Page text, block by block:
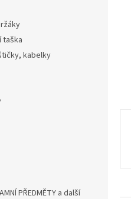
taška
kabelky
PŘEDMĚTY a další